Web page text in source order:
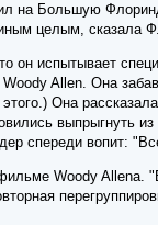
на Большую
целым,
он испытывает
Allen. Она
Она
выпрыгнуть
спереди вопит:
Woody